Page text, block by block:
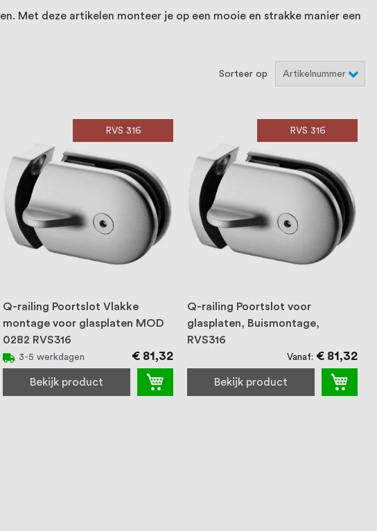
Met deze artikelen monteer je op een mooie en strakke manier een
Sorteer op
RVS 316
Q-railing Poortslot Vlakke
montage voor glasplaten MOD
0282 RVS316
3-5 werkdagen € 81,32
Bekijk product
RVS 316
Q-railing Poortslot voor
glasplaten, Buismontage,
RVS316
Vanaf € 81,32
Bekijk product